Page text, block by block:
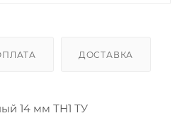
ДОСТАВКА
14 мм ТН1 ТУ